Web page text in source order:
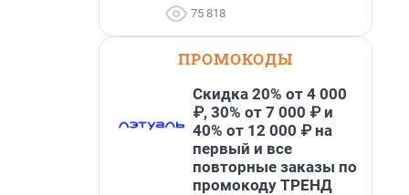
75 818
ПРОМОКОДЫ
Скидка 20% от 4 000
₽, 30% от 7 000 ₽ и
40% от 12 000 ₽ на
первый и все
повторные заказы по
промокоду ТРЕНД